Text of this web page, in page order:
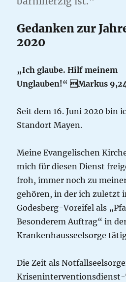
Gedanken zur
2020
„Ich glaube. Hilf meinem
Unglauben!“ Markus
Seit dem 16. Juni 2020 bin
Standort Mayen.
Meine Evangelischen
mich für diesen Dienst
froh, immer noch zu
gehören, in der ich zuletzt
Godesberg-Voreifel als
Besonderem Auftrag“ in
Krankenhausseelsorge
Die Zeit als
Kriseninterventionsdienst-